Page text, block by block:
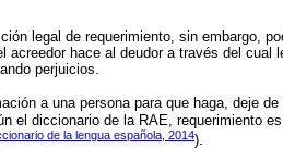
legal de requerimiento, sin embargo,
hace al deudor a través del cual
perjuicios.
a una persona para que haga, deje
el diccionario de la RAE, requerimiento
de la lengua española, 2014).